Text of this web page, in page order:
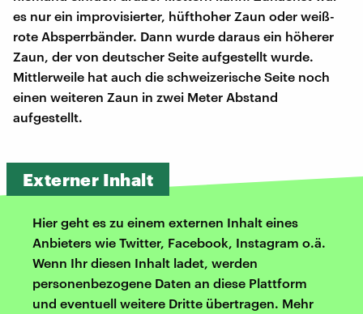
es nur ein improvisierter, hüfthoher Zaun oder weiß-
rote Absperrbänder. Dann wurde daraus ein höherer
Zaun, der von deutscher Seite aufgestellt wurde.
Mittlerweile hat auch die schweizerische Seite noch
einen weiteren Zaun in zwei Meter Abstand
aufgestellt.
Externer Inhalt
Hier geht es zu einem externen Inhalt eines
Anbieters wie Twitter, Facebook, Instagram o.ä.
Wenn Ihr diesen Inhalt ladet, werden
personenbezogene Daten an diese Plattform
und eventuell weitere Dritte übertragen. Mehr